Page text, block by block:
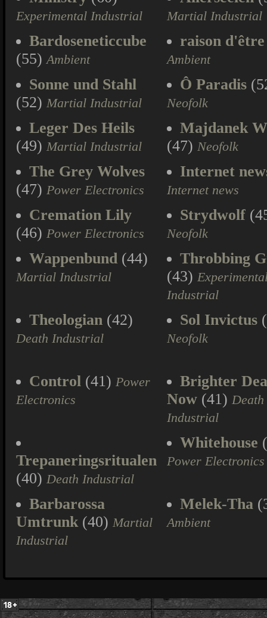
Experimental Industrial Martial Industrial
Bardoseneticcube
(55)Ambient
raison d'être
Ambient
Sonne und Stahl
(52) Martial Industrial
Ô Paradis
Neofolk
Leger Des Heils
(49) Martial Industrial
Majdanek
(47) Neofolk
The Grey Wolves
(47) Power Electronics
Internet
Internet news
Cremation Lily
(46) Power Electronics
Strydwolf
Neofolk
Wappenbund (44)
Martial Industrial
Throbbing
(43)
Industrial
Theologian (42)
Death Industrial
Sol Invictus
Neofolk
Control (41) Power
Electronics
Brighter
Now (41) Death
Industrial
Trepaneringsritualen
(40) Death Industrial
Whitehouse
Power Electronics
Barbarossa
Umtrunk(40) Martial
Industrial
Melek-Tha
Ambient